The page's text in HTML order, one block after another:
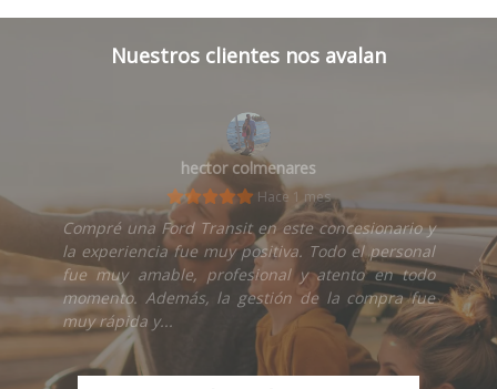
Nuestros clientes nos avalan
hector colmenares
Hace 1 mes
Compré una Ford Transit en este concesionario y
la experiencia fue muy positiva. Todo el personal
fue muy amable, profesional y atento en todo
momento. Además, la gestión de la compra fue
muy rápida y...